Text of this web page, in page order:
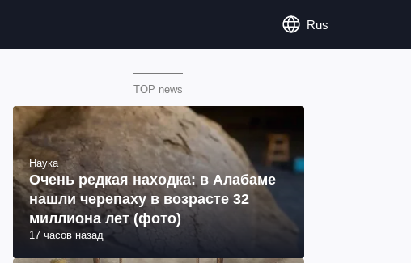
Rus
TOP news
Наука
Очень редкая находка: в Алабаме
нашли черепаху в возрасте 32
миллиона лет (фото)
17 часов назад